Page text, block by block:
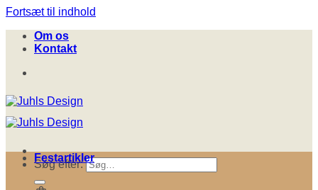
Fortsæt til indhold
Om os
Kontakt
Søg efter:
Festartikler